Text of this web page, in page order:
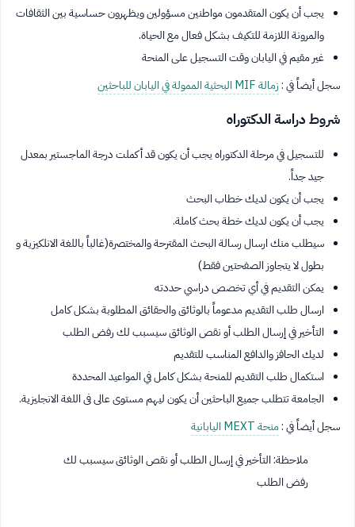
يجب أن يكون المتقدمون مواطنين مسؤولين ويظهرون حساسية بين الثقافات
والمرونة اللازمة للتكيف بشكل فعال مع الحياة.
غير مقيم في اليابان وقت التسجيل على المنحة
سجل أيضاً في :زمالة MIF البحثية الممولة في اليابان للباحثين
شروط دراسة الدكتوراه
للتسجيل في مرحلة الدكتوراه يجب أن يكون قد أكملت درجة الماجستير بمعدل
جيد جداً.
يجب أن يكون لديك خطاب البحث
يجب أن يكون لديك خطة بحث كاملة.
سيطلب منك ارسال رسالة البحث المقترحة والمختصرة(غالباً باللغة الانلكيزية و
بطول لا يتجاوز الصفحتين فقط)
يمكن التقديم في أي تخصص دراسي حددته
ارسال طلب التقديم مدعوماً بالوثائق والحقائق المطلوبة بشكل كامل
التأخير في إرسال الطلب أو نقص الوثائق سيسبب لك رفض الطلب
لديك الحافز والدافع المناسب للتقديم
استكمال طلب التقديم للمنحة بشكل كامل في المواعيد المحددة
الجامعة تتطلب جميع الباحثين أن يكون ليهم مستوى عالى فى اللغة الانجليزية.
سجل أيضاً في :منحة MEXT اليابانية
ملاحظة: التأخير في إرسال الطلب أو نقص الوثائق سيسبب لك
رفض الطلب